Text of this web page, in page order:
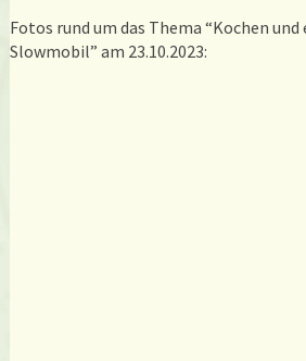
Fotos rund um das Thema “Kochen
Slowmobil” am 23.10.2023: